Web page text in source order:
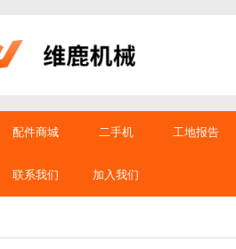
配件商城 二手机 工地报告
联系我们 加入我们